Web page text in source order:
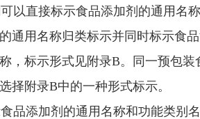
以直接标示食品添加剂的通用名
通用名称归类标示并同时标示食
，标示形式见附录B。同一预包装
选择附录B中的一种形式标示。
品添加剂的通用名称和功能类别